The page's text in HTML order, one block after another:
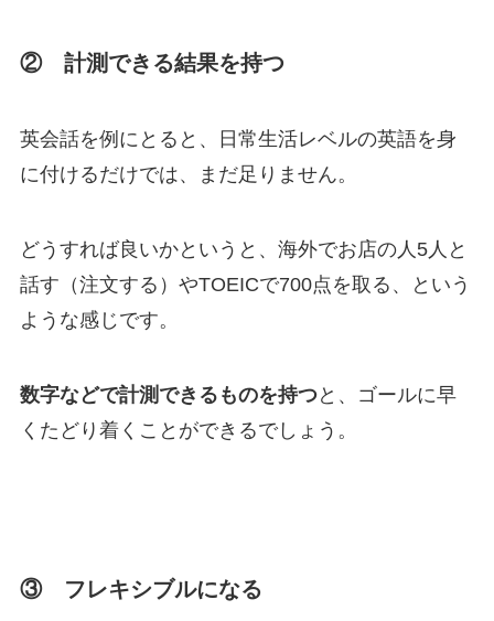
② 計測できる結果を持つ
英会話を例にとると、日常生活レベルの英語を身
に付けるだけでは、まだ足りません。
どうすれば良いかというと、海外でお店の人5人と
話す（注文する）やTOEICで700点を取る、という
ような感じです。
数字などで計測できるものを持つと、ゴールに早
くたどり着くことができるでしょう。
③ フレキシブルになる